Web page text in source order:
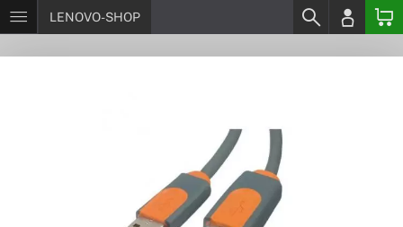
LENOVO-SHOP